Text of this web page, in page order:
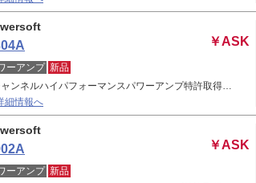
￥ASK
ーアンプ 新品
ンネルハイパフォーマンスパワーアンプ特許取得…
細情報へ
￥ASK
ーアンプ 新品